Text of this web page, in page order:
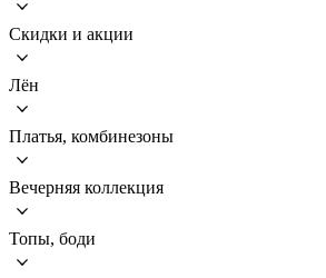
Скидки и акции
Лён
Платья, комбинезоны
Вечерняя коллекция
Топы, боди